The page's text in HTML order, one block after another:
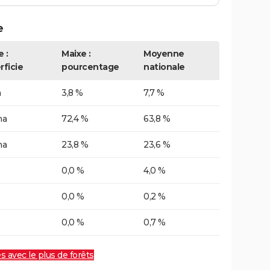
:
Maixe :
pourcentage
Moyenne
nationale
3,8 % 7,7 %
72,4 % 63,8 %
23,8 % 23,6 %
0,0 % 4,0 %
0,0 % 0,2 %
0,0 % 0,7 %
avec le plus de forêts